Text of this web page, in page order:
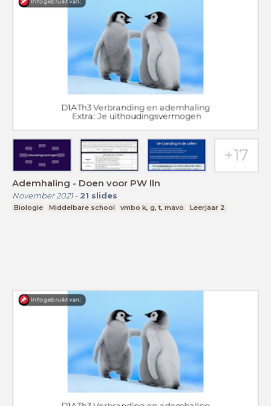
Ademhaling - Doen voor PW lln
November 2021- 21 slides
Biologie Middelbare school vmbo k, g, t, mavo Leerjaar 2